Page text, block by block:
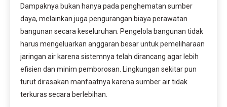
Dampaknya bukan hanya pada penghematan sumber
daya, melainkan juga pengurangan biaya perawatan
bangunan secara keseluruhan. Pengelola bangunan tidak
harus mengeluarkan anggaran besar untuk pemeliharaan
jaringan air karena sistemnya telah dirancang agar lebih
efisien dan minim pemborosan. Lingkungan sekitar pun
turut dirasakan manfaatnya karena sumber air tidak
terkuras secara berlebihan.